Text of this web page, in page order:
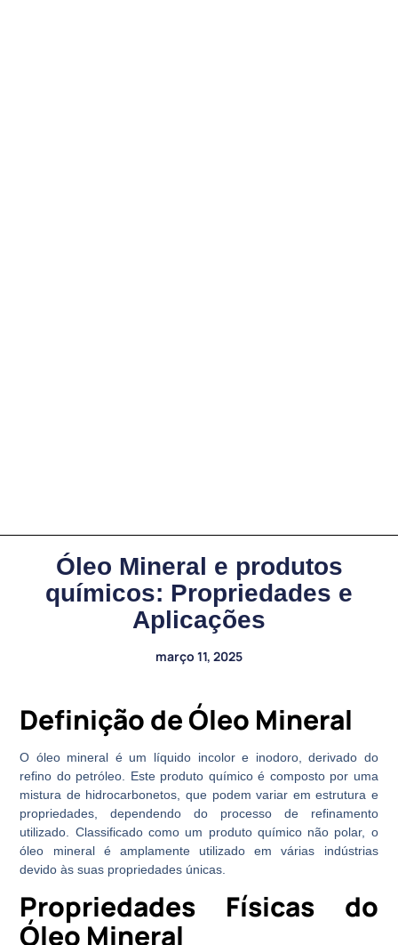
Óleo Mineral e produtos
químicos: Propriedades e
Aplicações
março 11, 2025
Definição de Óleo Mineral
O óleo mineral é um líquido incolor e inodoro, derivado do
refino do petróleo. Este produto químico é composto por uma
mistura de hidrocarbonetos, que podem variar em estrutura e
propriedades, dependendo do processo de refinamento
utilizado. Classificado como um produto químico não polar, o
óleo mineral é amplamente utilizado em várias indústrias
devido às suas propriedades únicas.
Propriedades Físicas do
Óleo Mineral